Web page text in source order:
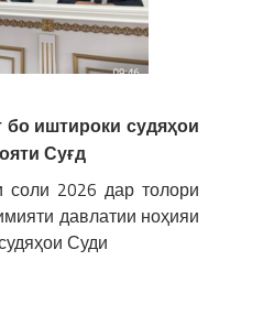
бо иштироки судяҳои
Суғд
2026 дар толори
давлатии ноҳияи
Суди